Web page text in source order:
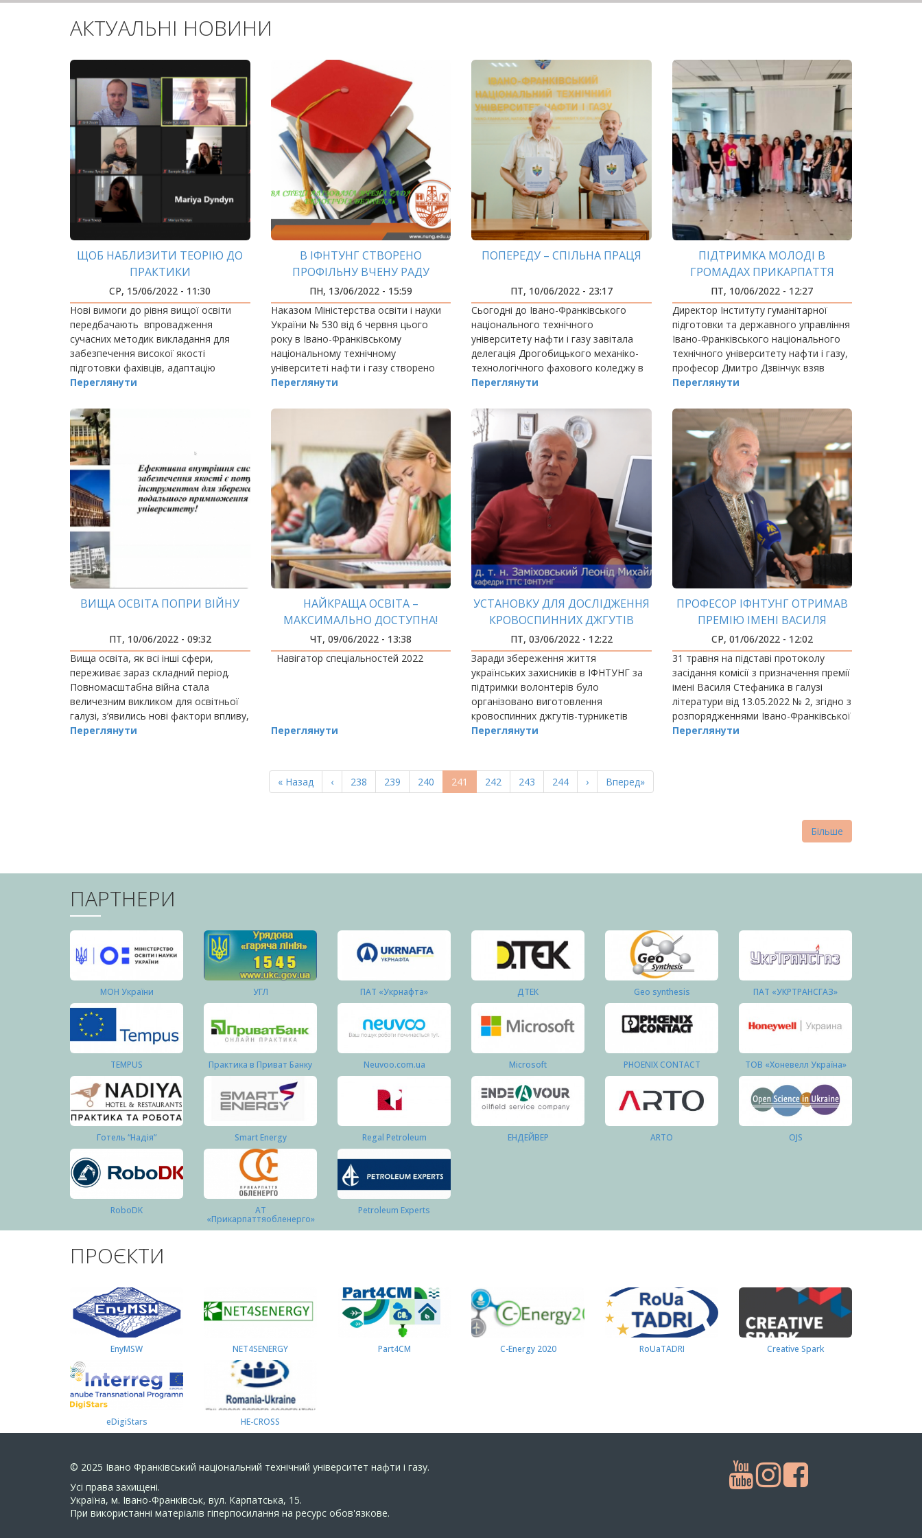
АКТУАЛЬНІ НОВИНИ
ЩОБ НАБЛИЗИТИ ТЕОРІЮ ДО
ПРАКТИКИ
СР, 15/06/2022 - 11:30
Нові вимоги до рівня вищої освіти
передбачають впровадження
сучасних методик викладання для
забезпечення високої якості
підготовки фахівців, адаптацію
освітньо-професійних програм (ОПП)
також залучення п
Переглянути
В ІФНТУНГ СТВОРЕНО
ПРОФІЛЬНУ ВЧЕНУ РАДУ
«ЕКОЛОГІЧНА БЕЗПЕКА»
ПН, 13/06/2022 - 15:59
Наказом Міністерства освіти і науки
України № 530 від 6 червня цього
року в Івано-Франківському
національному технічному
університеті нафти і газу створено
нову спеціалізовану вчену раду (Д
«Екологічна безпека» з …
Переглянути
ПОПЕРЕДУ – СПІЛЬНА ПРАЦЯ
ПТ, 10/06/2022 - 23:17
Сьогодні до Івано-Франківського
національного технічного
університету нафти і газу завітала
делегація Дрогобицького механіко-
технологічного фахового коледжу в
складі директора Богдана Звіра та
Переглянути
ПІДТРИМКА МОЛОДІ В
ГРОМАДАХ ПРИКАРПАТТЯ
ПТ, 10/06/2022 - 12:27
Директор Інституту гуманітарної
підготовки та державного управління
Івано-Франківського національного
технічного університету нафти і газу,
професор Дмитро Дзвінчук взяв
участь круглому столі «Людський
розвиток молод
Переглянути
ВИЩА ОСВІТА ПОПРИ ВІЙНУ
ПТ, 10/06/2022 - 09:32
Вища освіта, як всі інші сфери,
переживає зараз складний період.
Повномасштабна війна стала
величезним викликом для освітньої
галузі, з’явились нові фактори впливу,
до яких освіту ніхто не готував.
Переглянути
НАЙКРАЩА ОСВІТА –
МАКСИМАЛЬНО ДОСТУПНА!
ЧТ, 09/06/2022 - 13:38
Навігатор спеціальностей 2022
Переглянути
УСТАНОВКУ ДЛЯ ДОСЛІДЖЕННЯ
КРОВОСПИННИХ ДЖГУТІВ
РОЗРОБИЛИ В ІФНТУНГ
ПТ, 03/06/2022 - 12:22
Заради збереження життя
українських захисників в ІФНТУНГ за
підтримки волонтерів було
організовано виготовлення
кровоспинних джгутів-турникетів
типу CAT для Зб
Переглянути
ПРОФЕСОР ІФНТУНГ ОТРИМАВ
ПРЕМІЮ ІМЕНІ ВАСИЛЯ
СТЕФАНИКА
СР, 01/06/2022 - 12:02
31 травня на підставі протоколу
засідання комісії з призначення премії
імені Василя Стефаника в галузі
літератури від 13.05.2022 № 2, згідно з
розпорядженнями Івано-Франківської
обласної державної адміністрації та
Переглянути
Перша
сторінка
« Назад
Попередня
сторінка
‹ Page
238 Page
239 Page
240
Поточна
сторінка
241 Page
242 Page
243 Page
244
Наступна
сторінка
›
Остання
сторінка
Вперед»
Більше
ПАРТНЕРИ
МОН України УГЛ ПАТ «Укрнафта» ДТЕК Geo synthesis ПАТ «УКРТРАНСГАЗ»
TEMPUS Практика в Приват Банку Neuvoo.com.ua Microsoft PHOENIX CONTACT ТОВ «Хоневелл Україна»
Готель “Надія” Smart Energy Regal Petroleum ЕНДЕЙВЕР ARTO OJS
RoboDK АТ
«Прикарпаттяобленерго»
Petroleum Experts
ПРОЄКТИ
EnyMSW NET4SENERGY Part4СМ C-Energy 2020 RoUaTADRI Creative Spark
eDigiStars HE-CROSS
© 2025 Івано Франківський національний технічний університет нафти і газу.
Усi права захищенi.
Україна, м. Івано-Франківськ, вул. Карпатська, 15.
При використанні матеріалів гіперпосилання на ресурс обов'язкове.